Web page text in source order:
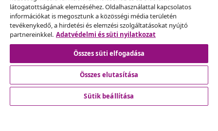
Fedezz fel többet
© 2008-2026 vidaXL A www.vidaxl.hu a vidaXL Marketplace
látogatottságának elemzéséhez. Oldalhasználattal kapcsolatos
információkat is megosztunk a közösségi média területén
tevékenykedő, a hirdetési és elemzési szolgáltatásokat nyújtó
partnereinkkel. Adatvédelmi és süti nyilatkozat
Összes süti elfogadása
Összes elutasítása
Sütik beállítása